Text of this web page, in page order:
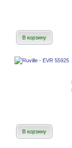
В корзину
В корзину